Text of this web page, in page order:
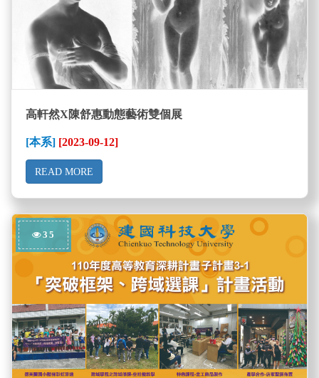
高軒然X陳舒惠動態藝術雙個展
[本系] [2023-09-12]
READ MORE
35